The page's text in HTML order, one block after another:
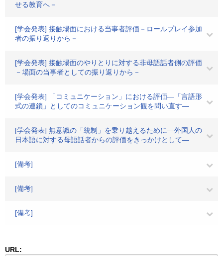
せる教育へ－
[学会発表] 接触場面における当事者評価－ロールプレイ参加
者の振り返りから－
[学会発表] 接触場面のやりとりに対する非母語話者側の評価
－場面の当事者としての振り返りから－
[学会発表] 「コミュニケーション」における評価―「言語形
式の連鎖」としてのコミュニケーション観を問い直す―
[学会発表] 無意識の「統制」を乗り越えるために―外国人の
日本語に対する母語話者からの評価をきっかけとして―
[備考]
[備考]
[備考]
URL: